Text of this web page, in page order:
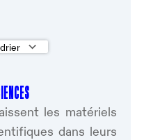
les matériels
dans leurs